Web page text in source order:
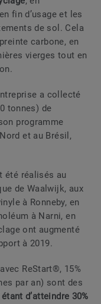
fin d’usage et les
de sol. Cela
carbone, en
vierges tout en
a collecté
tonnes) de
programme
et au Brésil,
été réalisés au
de Waalwijk, aux
à Ronneby, en
à Narni, en
ont augmenté
à 2019.
ReStart®, 15%
par an) sont des
étant d’atteindre 30%